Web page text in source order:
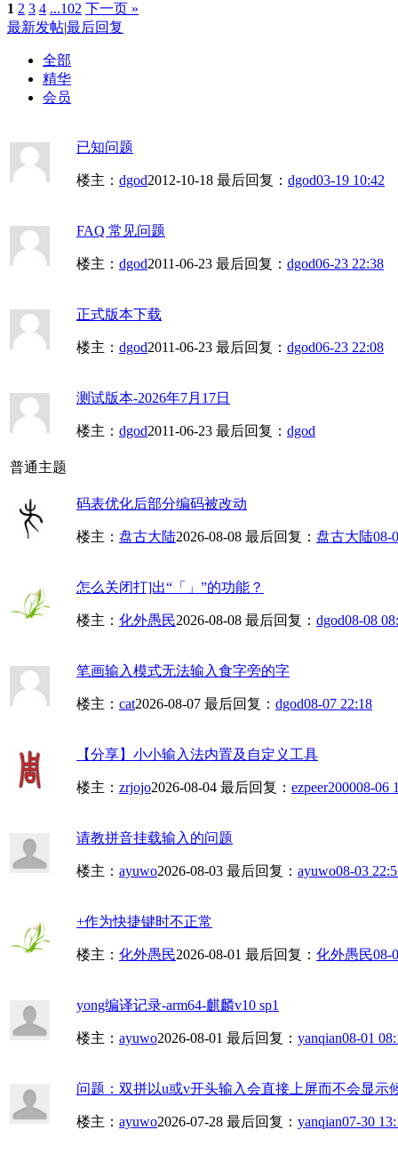
1 2 3 4 ...102 下一页 »
最新发帖|最后回复
全部
精华
会员
已知问题
楼主： dgod2012-10-18 最后回复： dgod03-19 10:42
FAQ 常见问题
楼主： dgod2011-06-23 最后回复： dgod06-23 22:38
正式版本下载
楼主： dgod2011-06-23 最后回复： dgod06-23 22:08
测试版本-2026年7月17日
楼主： dgod2011-06-23 最后回复： dgod
普通主题
码表优化后部分编码被改动
楼主： 盘古大陆2026-08-08 最后回复： 盘古大陆08-
怎么关闭打]出“「」”的功能？
楼主： 化外愚民2026-08-08 最后回复： dgod08-08
笔画输入模式无法输入食字旁的字
楼主： cat2026-08-07 最后回复： dgod08-07 22:18
【分享】小小输入法内置及自定义工具
楼主： zrjojo2026-08-04 最后回复： ezpeer200008-06
请教拼音挂载输入的问题
楼主： ayuwo2026-08-03 最后回复： ayuwo08-03
+作为快捷键时不正常
楼主： 化外愚民2026-08-01 最后回复： 化外愚民08-
yong编译记录-arm64-麒麟v10 sp1
楼主： ayuwo2026-08-01 最后回复： yanqian08-01
问题：双拼以u或v开头输入会直接上屏而不会显示
楼主： ayuwo2026-07-28 最后回复： yanqian07-30